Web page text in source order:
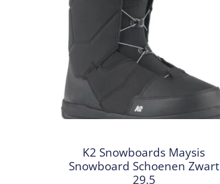
K2 Snowboards Maysis
Snowboard Schoenen Zwart
29.5